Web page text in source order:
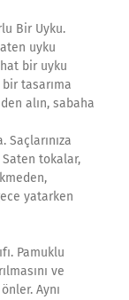
Bir Uyku.
uyku
bir uyku
tasarıma
alın, sabaha
Saçlarınıza
Saten tokalar,
yatarken
Pamuklu
ve
Aynı